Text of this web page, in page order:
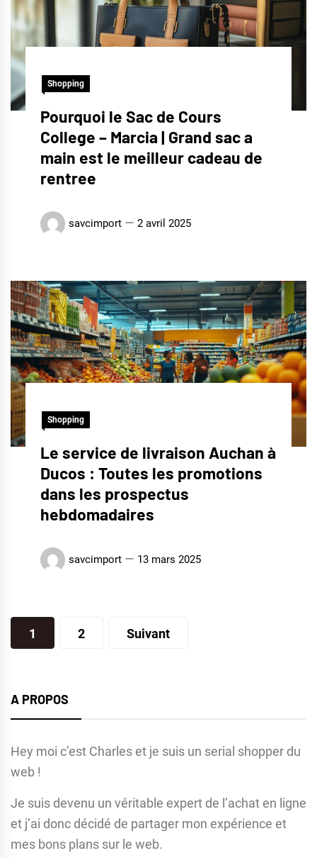
Shopping
Pourquoi le Sac de Cours
College – Marcia | Grand sac a
main est le meilleur cadeau de
rentree
savcimport 2 avril 2025
Shopping
Le service de livraison Auchan à
Ducos : Toutes les promotions
dans les prospectus
hebdomadaires
savcimport 13 mars 2025
Pagination
des
1 2 Suivant
A PROPOS
Hey moi c’est Charles et je suis un serial shopper du
web !
Je suis devenu un véritable expert de l’achat en ligne
et j’ai donc décidé de partager mon expérience et
mes bons plans sur le web.